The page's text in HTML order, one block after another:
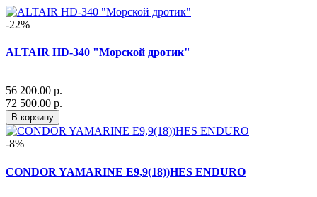
-22%
ALTAIR HD-340 "Морской дротик"
56 200.00 р.
72 500.00 р.
В корзину
-8%
CONDOR YAMARINE E9,9(18))HES ENDURO